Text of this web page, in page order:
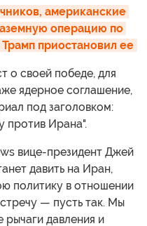
американские
операцию по
приостановил ее
о своей победе, для
ядерное соглашение,
под заголовком:
против Ирана".
вице-президент Джей
давить на Иран,
политику в отношении
— пусть так. Мы
рычаги давления и